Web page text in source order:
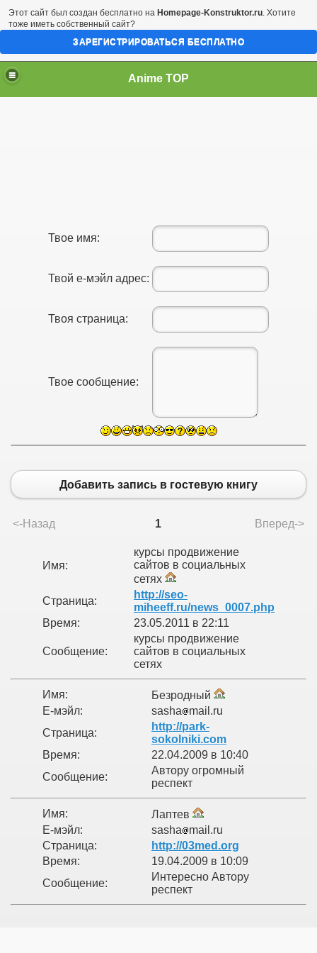
Anime TOP
Твое имя:
Твой е-мэйл адрес:
Твоя страница:
Твое сообщение:
Добавить запись в гостевую книгу
<-Назад 1 Вперед->
Имя:
курсы продвижение
сайтов в социальных
сетях
Страница:
http://seo-
miheeff.ru/news_0007.php
Время:
23.05.2011 в 22:11
Сообщение:
курсы продвижение
сайтов в социальных
сетях
Имя:
Безродный
Е-мэйл:
sasha
mail.ru
Страница:
http://park-
sokolniki.com
Время:
22.04.2009 в 10:40
Сообщение:
Автору огромный
респект
Имя:
Лаптев
Е-мэйл:
sasha
mail.ru
Страница:
http://03med.org
Время:
19.04.2009 в 10:09
Сообщение:
Интересно Автору
респект
Этот сайт был создан бесплатно на Homepage-Konstruktor.ru. Хотите
тоже иметь собственный сайт?
ЗАРЕГИСТРИРОВАТЬСЯ БЕСПЛАТНО